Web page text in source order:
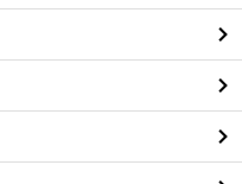
る
し
い
ウ
ィ
ン
ド
ウ